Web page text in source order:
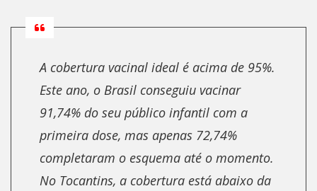
A cobertura vacinal ideal é acima de 95%.
Este ano, o Brasil conseguiu vacinar
91,74% do seu público infantil com a
primeira dose, mas apenas 72,74%
completaram o esquema até o momento.
No Tocantins, a cobertura está abaixo da